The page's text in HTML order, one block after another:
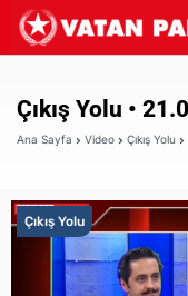
Çıkış Yolu •
Ana Sayfa Video Çıkış Yolu
Çıkış Yolu